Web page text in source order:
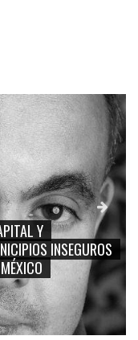
Y
INSEGUROS
BY